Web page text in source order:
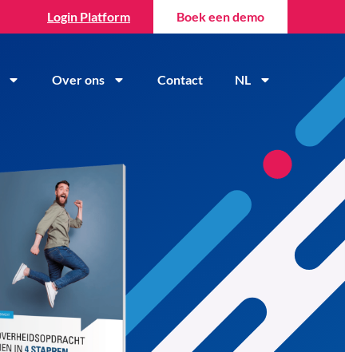
Login Platform Boek een demo
Over ons Contact NL